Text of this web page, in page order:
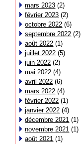
mars 2023 (2)
février 2023 (2)
octobre 2022 (6)
septembre 2022 (2)
août 2022 (1)
juillet 2022 (5)
juin 2022 (2)
mai 2022 (4)
avril 2022 (6)
mars 2022 (4)
février 2022 (1)
janvier 2022 (4)
décembre 2021 (1)
novembre 2021 (1)
août 2021 (1)